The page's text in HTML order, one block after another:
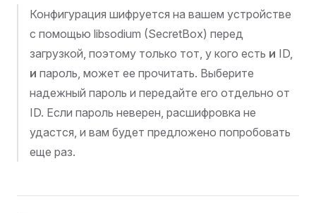
Конфигурация шифруется на вашем устройстве
с помощью libsodium (SecretBox) перед
загрузкой, поэтому только тот, у кого есть и ID,
и пароль, может ее прочитать. Выберите
надежный пароль и передайте его отдельно от
ID. Если пароль неверен, расшифровка не
удастся, и вам будет предложено попробовать
еще раз.